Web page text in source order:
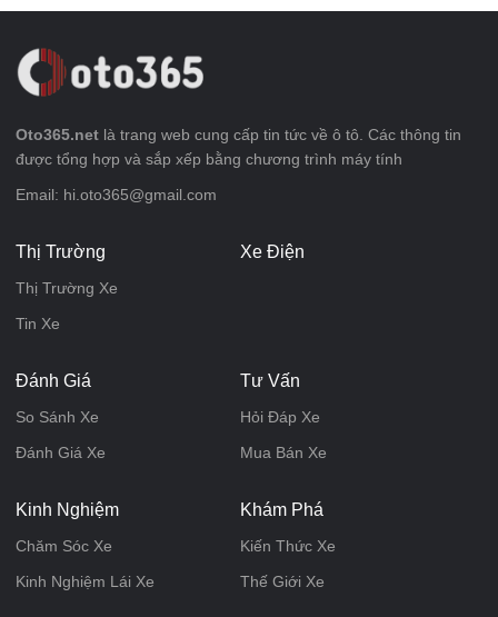
Oto365.net là trang web cung cấp tin tức về ô tô. Các thông tin
được tổng hợp và sắp xếp bằng chương trình máy tính
Email: hi.oto365@gmail.com
Thị Trường
Thị Trường Xe
Tin Xe
Xe Điện
Đánh Giá
So Sánh Xe
Đánh Giá Xe
Tư Vấn
Hỏi Đáp Xe
Mua Bán Xe
Kinh Nghiệm
Chăm Sóc Xe
Kinh Nghiệm Lái Xe
Khám Phá
Kiến Thức Xe
Thế Giới Xe